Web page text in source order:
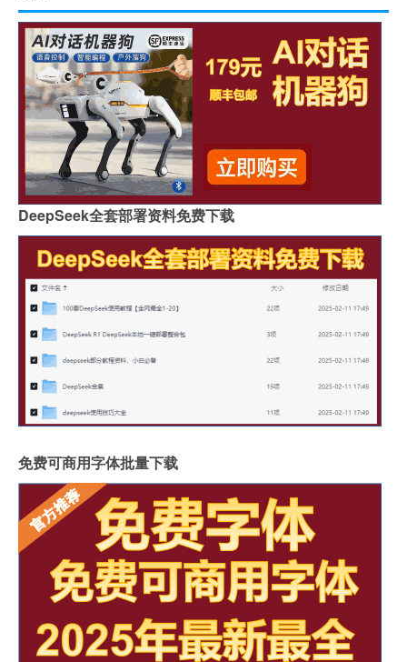
DeepSeek全套部署资料免费下载
免费可商用字体批量下载